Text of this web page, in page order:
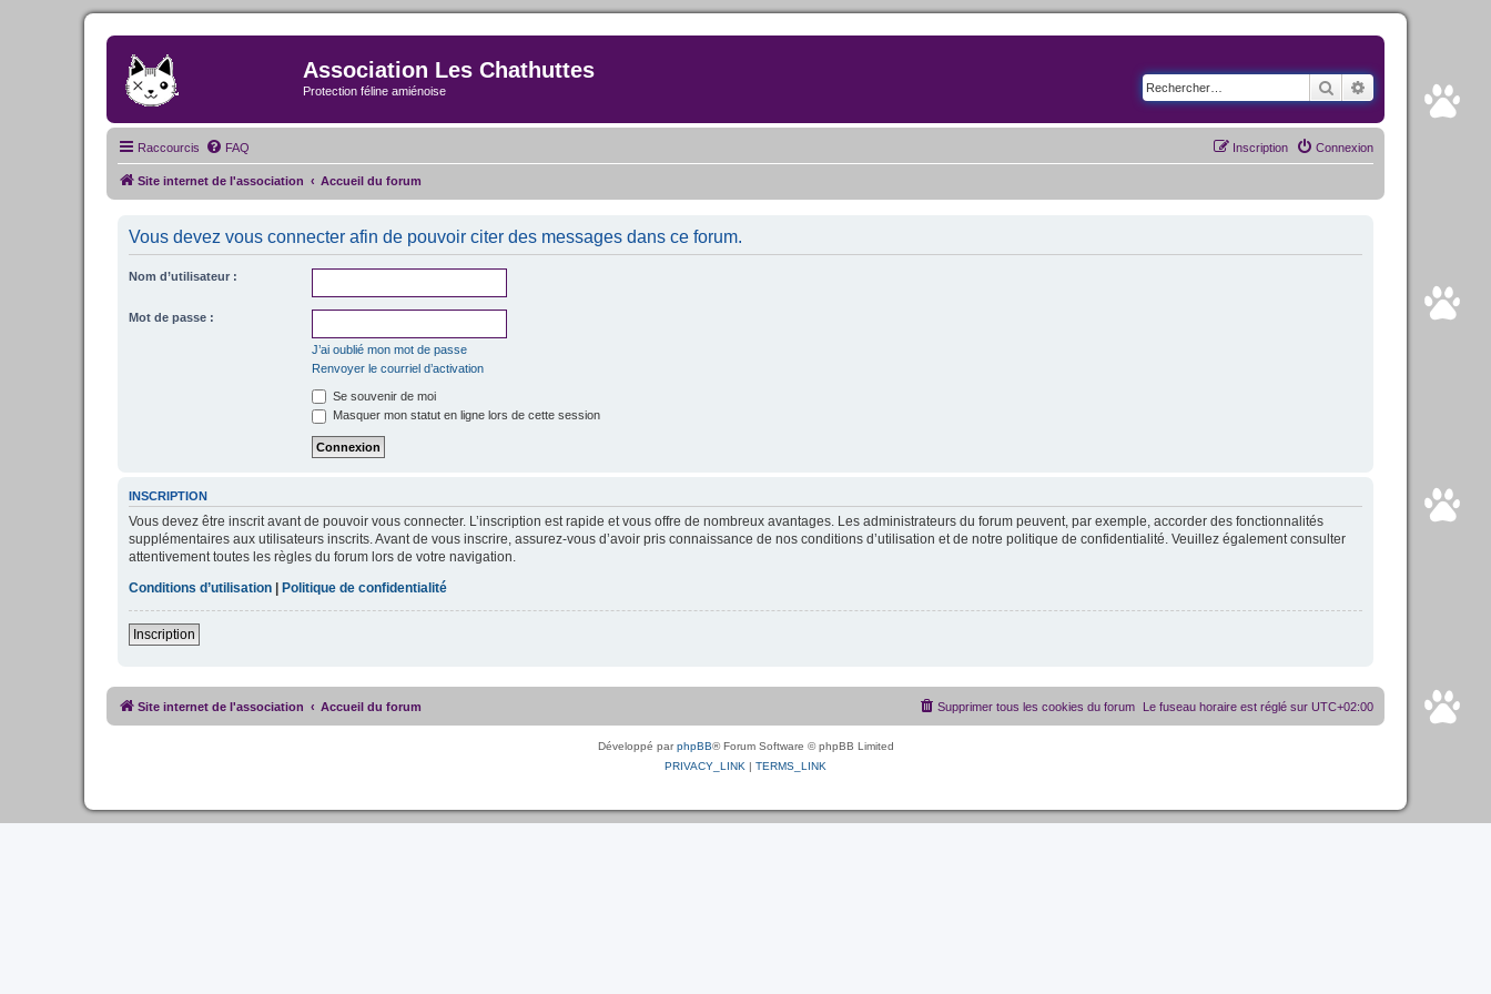
Association Les Chathuttes
Protection féline amiénoise RechercherRecherche
Raccourcis FAQ Connexion
Inscription
Site internet de l'association Accueil du forum
Vous devez vous connecter afin de pouvoir citer des messages dans ce forum.
Nom d’utilisateur :
Mot de passe :
J’ai oublié mon mot de passe
Renvoyer le courriel d’activation
Se souvenir de moi
Masquer mon statut en ligne lors de cette session
INSCRIPTION
Vous devez être inscrit avant de pouvoir vous connecter. L’inscription est rapide et vous offre de nombreux avantages. Les administrateurs du forum peuvent, par exemple, accorder des fonctionnalités
supplémentaires aux utilisateurs inscrits. Avant de vous inscrire, assurez-vous d’avoir pris connaissance de nos conditions d’utilisation et de notre politique de confidentialité. Veuillez également consulter
attentivement toutes les règles du forum lors de votre navigation.
Conditions d’utilisation
Politique de confidentialité
Inscription
Site internet de l'association Accueil du forum Le fuseau horaire est réglé sur UTC+02:00
Supprimer tous les cookies du forum
Développé parphpBB® Forum Software © phpBB Limited
PRIVACY_LINK | TERMS_LINK